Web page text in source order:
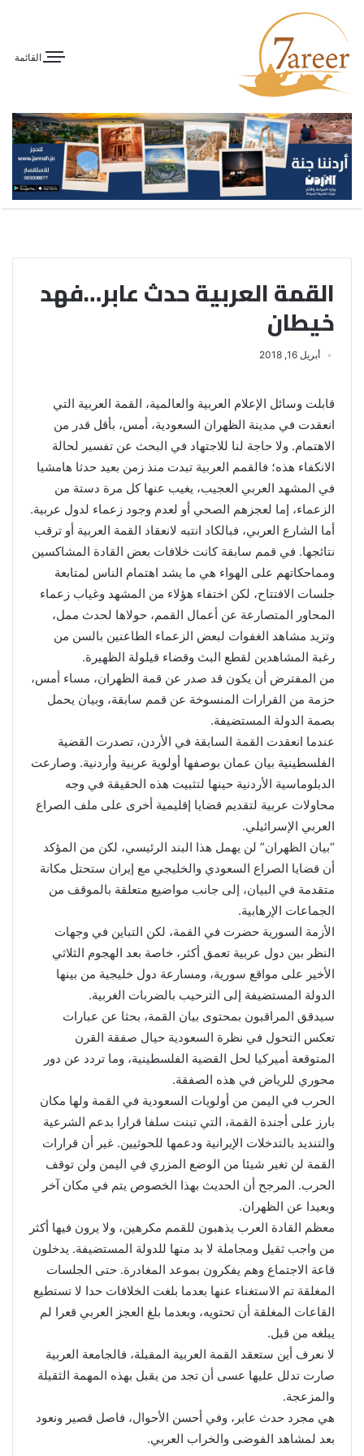
القائمة
القمة العربية حدث عابر…فهد
خيطان
أبريل 16, 2018
قابلت وسائل الإعلام العربية والعالمية، القمة العربية التي
انعقدت في مدينة الظهران السعودية، أمس، بأقل قدر من
الاهتمام. ولا حاجة لنا للاجتهاد في البحث عن تفسير لحالة
الانكفاء هذه؛ فالقمم العربية تبدت منذ زمن بعيد حدثا هامشيا
في المشهد العربي العجيب، يغيب عنها كل مرة دستة من
الزعماء، إما لعجزهم الصحي أو لعدم وجود زعماء لدول عربية.
أما الشارع العربي، فبالكاد انتبه لانعقاد القمة العربية أو ترقب
نتائجها. في قمم سابقة كانت خلافات بعض القادة المشاكسين
ومماحكاتهم على الهواء هي ما يشد اهتمام الناس لمتابعة
جلسات الافتتاح، لكن اختفاء هؤلاء من المشهد وغياب زعماء
المحاور المتصارعة عن أعمال القمم، حولاها لحدث ممل،
وتزيد مشاهد الغفوات لبعض الزعماء الطاعنين بالسن من
رغبة المشاهدين لقطع البث وقضاء قيلولة الظهيرة.
من المفترض أن يكون قد صدر عن قمة الظهران، مساء أمس،
حزمة من القرارات المنسوخة عن قمم سابقة، وبيان يحمل
بصمة الدولة المستضيفة.
عندما انعقدت القمة السابقة في الأردن، تصدرت القضية
الفلسطينية بيان عمان بوصفها أولوية عربية وأردنية. وصارعت
الدبلوماسية الأردنية حينها لتثبيت هذه الحقيقة في وجه
محاولات عربية لتقديم قضايا إقليمية أخرى على ملف الصراع
العربي الإسرائيلي.
“بيان الظهران” لن يهمل هذا البند الرئيسي، لكن من المؤكد
أن قضايا الصراع السعودي والخليجي مع إيران ستحتل مكانة
متقدمة في البيان، إلى جانب مواضيع متعلقة بالموقف من
الجماعات الإرهابية.
الأزمة السورية حضرت في القمة، لكن التباين في وجهات
النظر بين دول عربية تعمق أكثر، خاصة بعد الهجوم الثلاثي
الأخير على مواقع سورية، ومسارعة دول خليجية من بينها
الدولة المستضيفة إلى الترحيب بالضربات الغربية.
سيدقق المراقبون بمحتوى بيان القمة، بحثا عن عبارات
تعكس التحول في نظرة السعودية حيال صفقة القرن
المتوقعة أميركيا لحل القضية الفلسطينية، وما تردد عن دور
محوري للرياض في هذه الصفقة.
الحرب في اليمن من أولويات السعودية في القمة ولها مكان
بارز على أجندة القمة، التي تبنت سلفا قرارا بدعم الشرعية
والتنديد بالتدخلات الإيرانية ودعمها للحوثيين. غير أن قرارات
القمة لن تغير شيئا من الوضع المزري في اليمن ولن توقف
الحرب. المرجح أن الحديث بهذا الخصوص يتم في مكان آخر
وبعيدا عن الظهران.
معظم القادة العرب يذهبون للقمم مكرهين، ولا يرون فيها أكثر
من واجب ثقيل ومجاملة لا بد منها للدولة المستضيفة. يدخلون
قاعة الاجتماع وهم يفكرون بموعد المغادرة. حتى الجلسات
المغلقة تم الاستغناء عنها بعدما بلغت الخلافات حدا لا تستطيع
القاعات المغلقة أن تحتويه، وبعدما بلغ العجز العربي قعرا لم
يبلغه من قبل.
لا نعرف أين ستعقد القمة العربية المقبلة، فالجامعة العربية
صارت تدلل عليها عسى أن تجد من يقبل بهذه المهمة الثقيلة
والمزعجة.
هي مجرد حدث عابر، وفي أحسن الأحوال، فاصل قصير ونعود
بعد لمشاهد الفوضى والخراب العربي.